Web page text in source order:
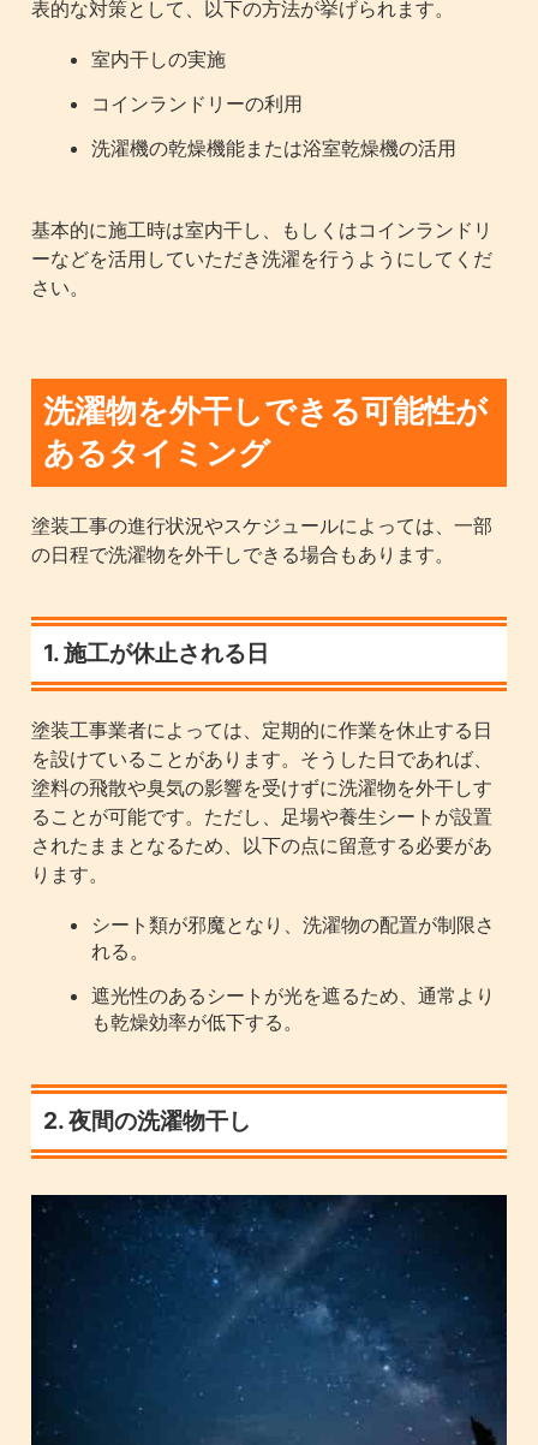
表的な対策として、以下の方法が挙げられます。
室内干しの実施
コインランドリーの利用
洗濯機の乾燥機能または浴室乾燥機の活用
基本的に施工時は室内干し、もしくはコインランドリ
ーなどを活用していただき洗濯を行うようにしてくだ
さい。
洗濯物を外干しできる可能性が
あるタイミング
塗装工事の進行状況やスケジュールによっては、一部
の日程で洗濯物を外干しできる場合もあります。
1. 施工が休止される日
塗装工事業者によっては、定期的に作業を休止する日
を設けていることがあります。そうした日であれば、
塗料の飛散や臭気の影響を受けずに洗濯物を外干しす
ることが可能です。ただし、足場や養生シートが設置
されたままとなるため、以下の点に留意する必要があ
ります。
シート類が邪魔となり、洗濯物の配置が制限さ
れる。
遮光性のあるシートが光を遮るため、通常より
も乾燥効率が低下する。
2. 夜間の洗濯物干し